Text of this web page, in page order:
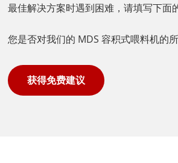
最佳解决方案时遇到困难，请填写下面
您是否对我们的 MDS 容积式喂料机的
获得免费建议